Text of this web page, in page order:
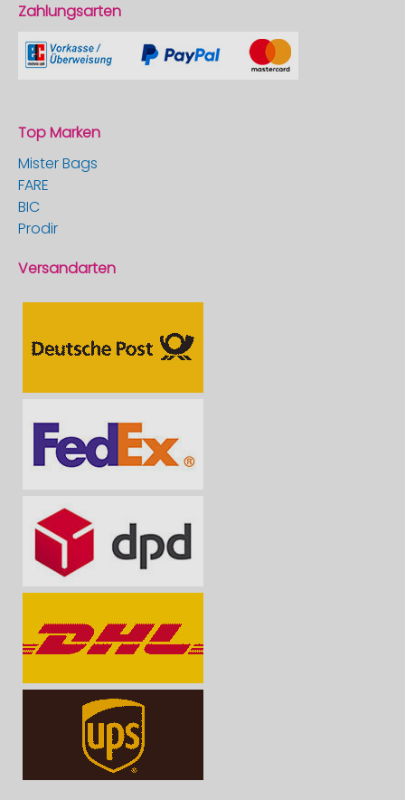
Zahlungsarten
Top Marken
Mister Bags
FARE
BIC
Prodir
Versandarten